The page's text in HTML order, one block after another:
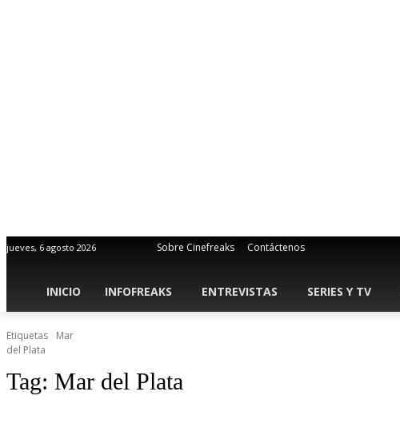
jueves, 6 agosto 2026 Sobre Cinefreaks Contáctenos
INICIO INFOFREAKS ENTREVISTAS SERIES Y TV
Etiquetas
Mar
del Plata
Tag: Mar del Plata